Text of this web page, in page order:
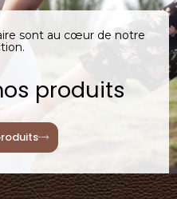
sont au cœur de notre
produits